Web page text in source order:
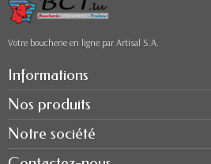
Votre boucherie en ligne par Artisal S.A.
Informations
Nos produits
Notre société